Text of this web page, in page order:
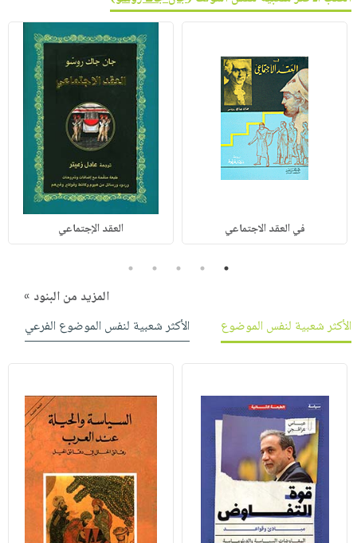
في العقد الاجتماعي العقد الإجتماعي
1
2
3
4
5
المزيد من البنود »
الأكثر شعبية لنفس الموضوع
الأكثر شعبية لنفس الموضوع الفرعي